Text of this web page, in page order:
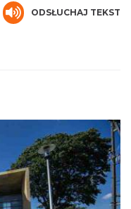
ODSŁUCHAJ TEKST